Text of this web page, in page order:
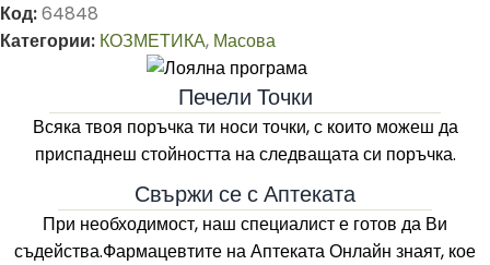
Код:64848
Категории: КОЗМЕТИКА, Масова
Печели Точки
Всяка твоя поръчка ти носи точки, с които можеш да
приспаднеш стойността на следващата си поръчка.
Свържи се с Аптеката
При необходимост, наш специалист е готов да Ви
съдейства.Фармацевтите наАптеката Онлайн знаят, кое